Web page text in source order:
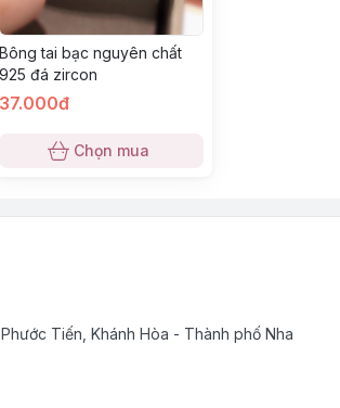
Bông tai bạc nguyên chất
925 đá zircon
37.000đ
Chọn mua
Tiến, Khánh Hòa - Thành phố Nha